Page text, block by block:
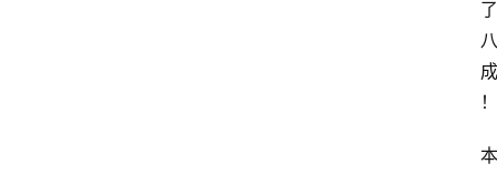
了
八
成
！
本